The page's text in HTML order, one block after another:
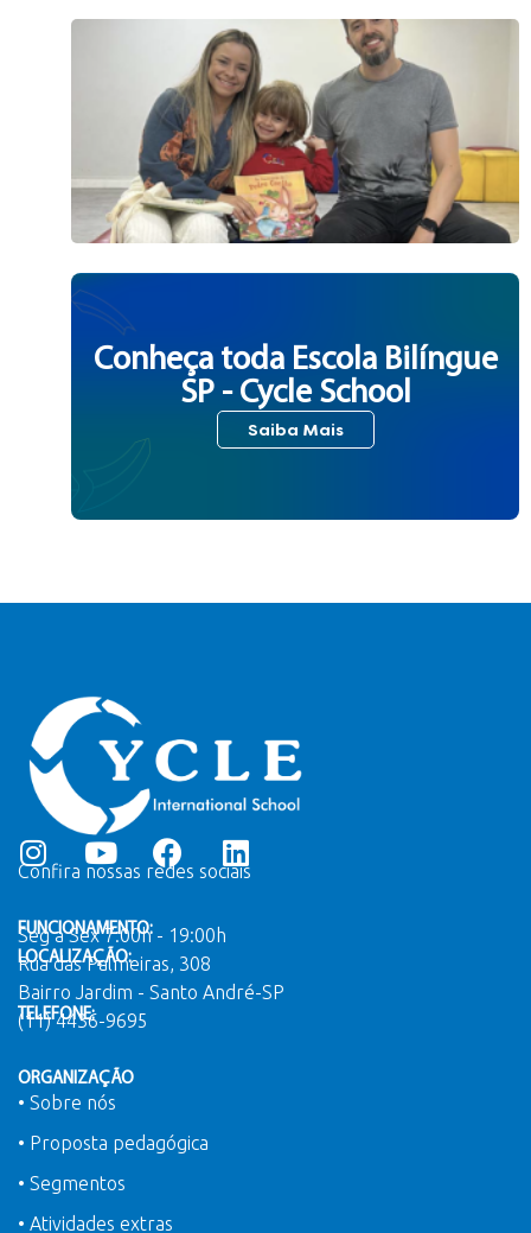
Conheça toda Escola Bilíngue
SP - Cycle School
Saiba Mais
Confira nossas redes sociais
FUNCIONAMENTO:
Seg a Sex 7:00h - 19:00h
LOCALIZAÇÃO:
Rua das Palmeiras, 308
Bairro Jardim - Santo André-SP
TELEFONE:
(11) 4436-9695
ORGANIZAÇÃO
• Sobre nós
• Proposta pedagógica
• Segmentos
• Atividades extras